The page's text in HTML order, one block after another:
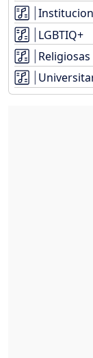
LGBTIQ+
Religiosas